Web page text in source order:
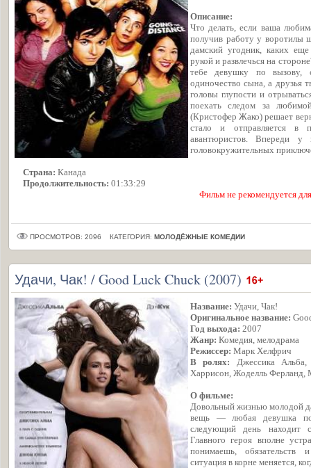
Описание:
Что делать, если ваша
получив работу у воротилы
дамский угодник, каких
рукой и развлечься на
тебе девушку по вызову,
одиночество сына, а друзья
головы глупости и
поехать следом за
(Кристофер Жако) решает
стало и отправляется в
авантюристов. Впереди у
головокружительных
Страна: Канада
Продолжительность: 01:33:29
Фильм не рекомендуется
ПРОСМОТРОВ: 2096 КАТЕГОРИЯ: МОЛОДЁЖНЫЕ КОМЕДИИ
Удачи, Чак! / Good Luck Chuck (2007)
Название: Удачи, Чак!
Оригинальное название:
Год выхода: 2007
Жанр: Комедия, мелодрама
Режиссер: Марк Хелфрич
В ролях: Джессика
Харрисон, Жоделль Ферланд,
О фильме:
Довольный жизнью молодой
вещь — любая девушка
следующий день находит
Главного героя вполне
понимаешь, обязательств
ситуация в корне меняется,